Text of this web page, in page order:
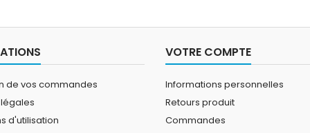
meilleurs...
meilleurs...
de vos commandes
d'utilisation
VOTRE COMPTE
Informations personnelles
Retours produit
Commandes